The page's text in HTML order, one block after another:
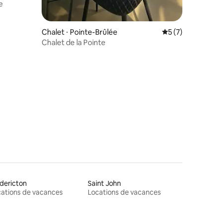
Chalet ⋅ Pointe-Brûlée Évaluation
5 (7)
Chalet de la Pointe
de vacances
Saint John
Locations de vacances